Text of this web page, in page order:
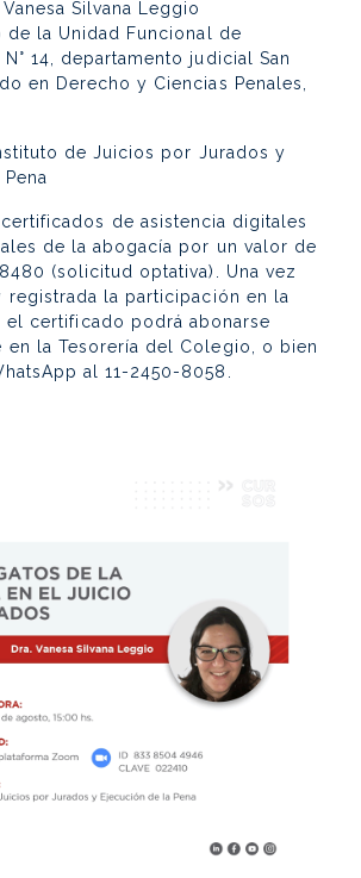
Vanesa Silvana Leggio
de la Unidad Funcional de
14, departamento judicial San
en Derecho y Ciencias Penales,
de Juicios por Jurados y
de asistencia digitales
de la abogacía por un valor de
(solicitud optativa). Una vez
registrada la participación en la
el certificado podrá abonarse
en la Tesorería del Colegio, o bien
al 11-2450-8058.